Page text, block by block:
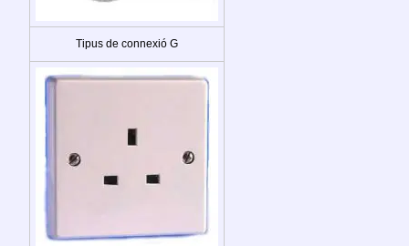
Tipus de connexió G